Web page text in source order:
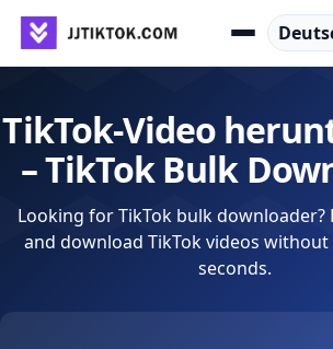
Zum Inhalt springen
MenuSprache
TikTok-Video
– TikTok Bulk
Looking for TikTok bulk downloader?
and download TikTok videos
seconds.